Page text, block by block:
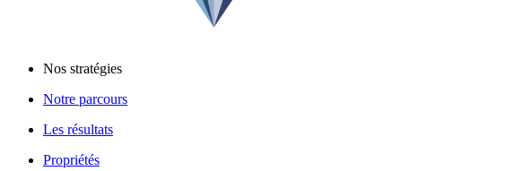
Nos stratégies
Notre parcours
Les résultats
Propriétés